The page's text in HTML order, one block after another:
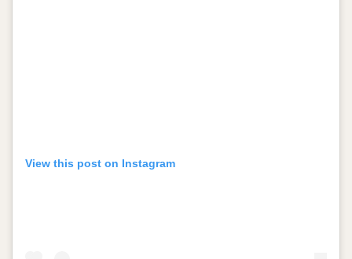
View this post on Instagram